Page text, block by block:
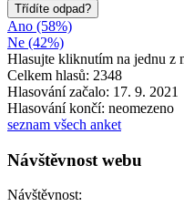
Třídíte odpad?
Ano (58%)
Ne (42%)
Hlasujte kliknutím na jednu z
Celkem hlasů: 2348
Hlasování začalo: 17. 9. 2021
Hlasování končí: neomezeno
seznam všech anket
Návštěvnost webu
Návštěvnost: